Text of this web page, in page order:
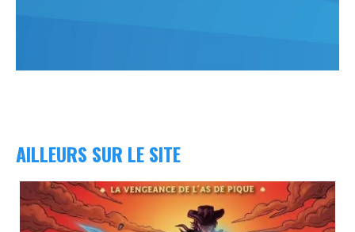
AILLEURS SUR LE SITE